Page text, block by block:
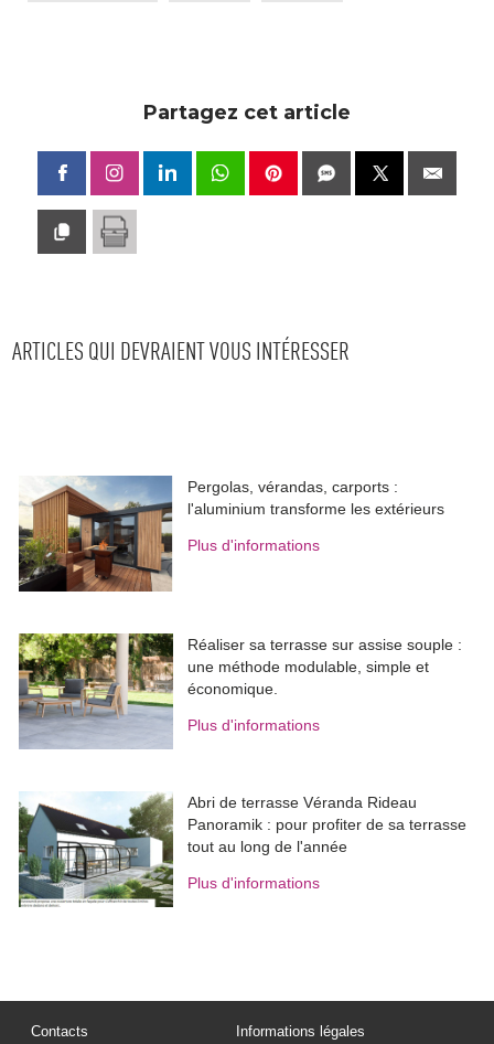
Partagez cet article
ARTICLES QUI DEVRAIENT VOUS INTÉRESSER
Pergolas, vérandas, carports :
l'aluminium transforme les extérieurs
Plus d'informations
Réaliser sa terrasse sur assise souple :
une méthode modulable, simple et
économique.
Plus d'informations
Abri de terrasse Véranda Rideau
Panoramik : pour profiter de sa terrasse
tout au long de l'année
Plus d'informations
Contacts Informations légales